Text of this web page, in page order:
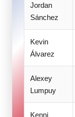
Jordan
Sánchez
Kevin
Álvarez
Alexey
Lumpuy
Kenni